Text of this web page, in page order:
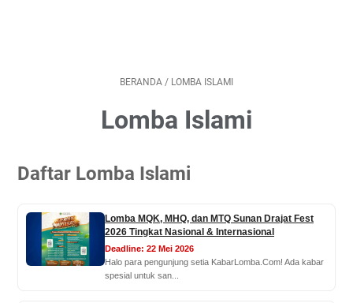
BERANDA / LOMBA ISLAMI
Lomba Islami
Daftar Lomba Islami
Lomba MQK, MHQ, dan MTQ Sunan Drajat Fest
2026 Tingkat Nasional & Internasional
Deadline: 22 Mei 2026
Halo para pengunjung setia KabarLomba.Com! Ada kabar
spesial untuk san...